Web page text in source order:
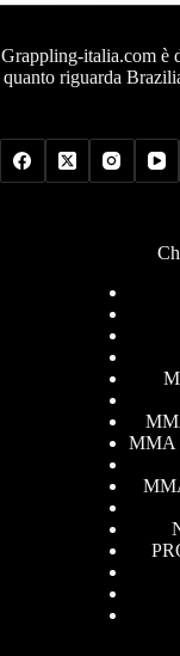
Grappling-italia.com è
quanto riguarda
MMA